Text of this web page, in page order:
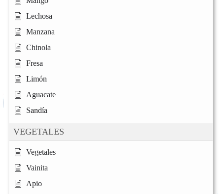
Lechosa
Manzana
Chinola
Fresa
Limón
Aguacate
Sandía
VEGETALES
Vegetales
Vainita
Apio